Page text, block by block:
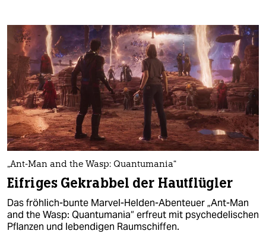
„Ant-Man and the Wasp: Quantumania“
Eifriges Gekrabbel der Hautflügler
Das fröhlich-bunte Marvel-Helden-Abenteuer „Ant-Man
and the Wasp: Quantumania“ erfreut mit psychedelischen
Pflanzen und lebendigen Raumschiffen.